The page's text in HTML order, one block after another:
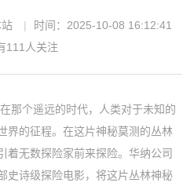
时间：2025-10-08 16:12:41
111人关注
那个遥远的时代，人类对于未知的
界的征程。在这片神秘莫测的丛林
着无数探险家前来探险。华纳公司
史诗级探险电影，将这片丛林神秘